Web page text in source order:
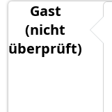
Gast
(nicht
überprüft)